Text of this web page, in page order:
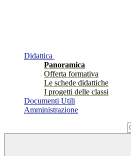
Didattica
Panoramica
Offerta formativa
Le schede didattiche
I progetti delle classi
Documenti Utili
Amministrazione